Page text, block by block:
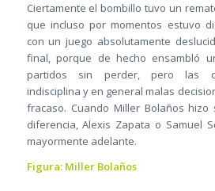
Ciertamente el bombillo tuvo un
que incluso por momentos estuvo
con un juego absolutamente
final, porque de hecho ensambló
partidos sin perder, pero las
indisciplina y en general malas
fracaso. Cuando Miller Bolaños hizo
diferencia, Alexis Zapata o Samuel
mayormente adelante.
Figura: Miller Bolaños